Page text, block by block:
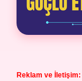
Reklam ve İletişim: